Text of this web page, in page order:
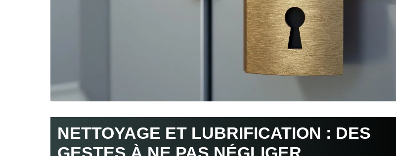
NETTOYAGE ET LUBRIFICATION : DES